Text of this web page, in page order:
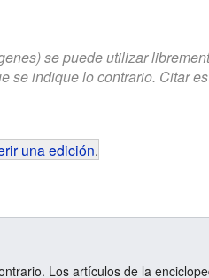
se puede utilizar
se indique lo contrario. Citar
una edición.
Los artículos de la